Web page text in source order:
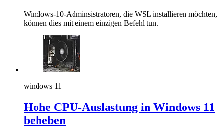
Windows-10-Adminsistratoren, die WSL installieren möchten,
können dies mit einem einzigen Befehl tun.
windows 11
Hohe CPU-Auslastung in Windows 11
beheben